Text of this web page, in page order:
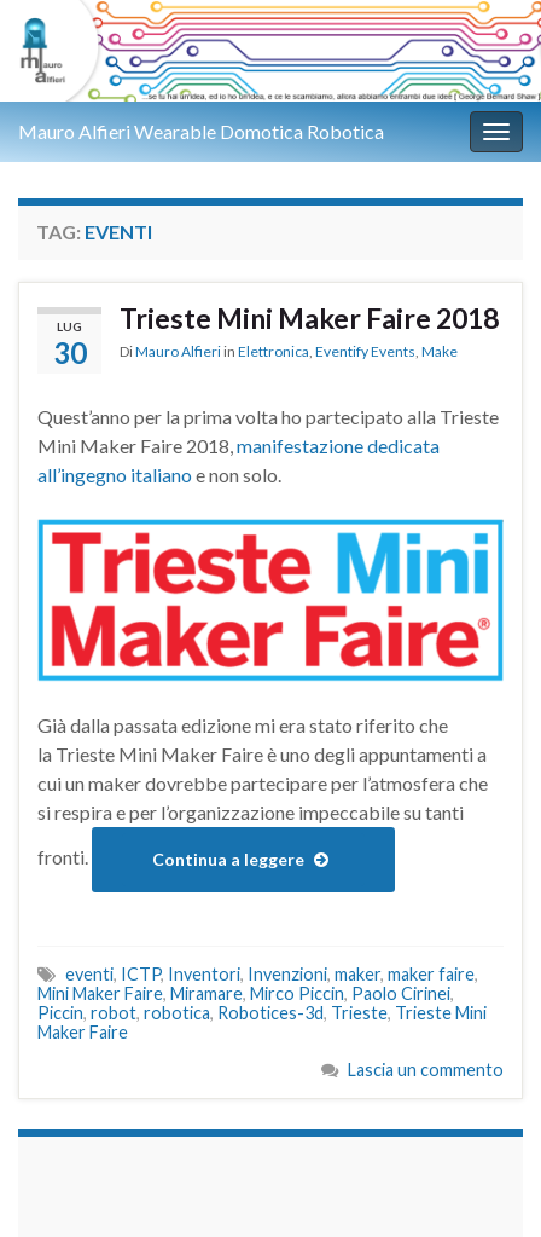
Mauro Alfieri Wearable Domotica Robotica
TAG: EVENTI
LUG
30
Trieste Mini Maker Faire 2018
DiMauro Alfieri in Elettronica, Eventify Events, Make
Quest’anno per la prima volta ho partecipato alla Trieste
Mini Maker Faire 2018,manifestazione dedicata
all’ingegno italiano e non solo.
Già dalla passata edizione mi era stato riferito che
la Trieste Mini Maker Faire è uno degli appuntamenti a
cui un maker dovrebbe partecipare per l’atmosfera che
si respira e per l’organizzazione impeccabile su tanti
fronti.
Continua a leggere
eventi, ICTP, Inventori, Invenzioni, maker, maker faire,
Mini Maker Faire, Miramare, Mirco Piccin, Paolo Cirinei,
Piccin, robot, robotica, Robotices-3d, Trieste, Trieste Mini
Maker Faire
Lascia un commento